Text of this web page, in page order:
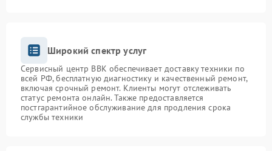
Широкий спектр услуг
Сервисный центр BBK обеспечивает доставку техники по
всей РФ, бесплатную диагностику и качественный ремонт,
включая срочный ремонт. Клиенты могут отслеживать
статус ремонта онлайн. Также предоставляется
постгарантийное обслуживание для продления срока
службы техники